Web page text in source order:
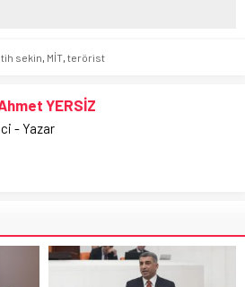
sekin MİT terörist
YERSİZ
- Yazar